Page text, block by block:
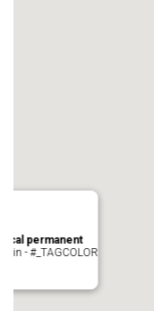
permanent
- #_TAGCOLOR